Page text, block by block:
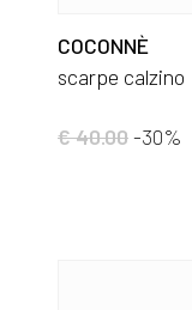
COCONNÈ
scarpe calzino
€ 40.00-30%